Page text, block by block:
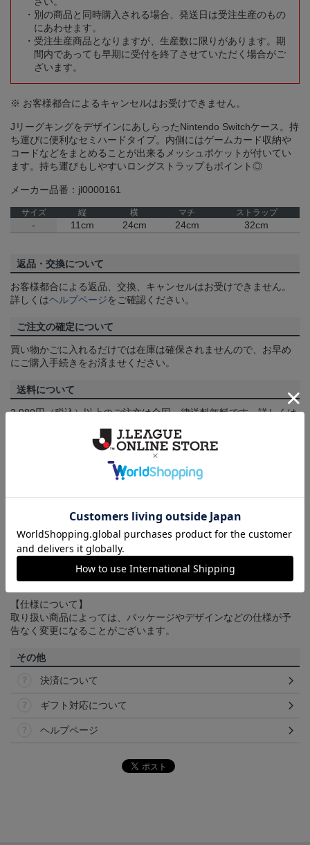
別の商品と同時購入される場合、発送日は受注生産のもの
にあわせます。
受注生産商品となりますが、生産数に限りがあります。期
間内であっても早期に受付を終了させていただく場合がご
ざいます。
※ お客様都合によるキャンセルはお受けできません。
JリーグキングをデザインにあしらったNintendo Switchケース。持
ち運びに便利なセミハードタイプ。内側にはゲームカード収納や
コードなどをまとめることが出来るメッシュポケットが付いてい
ます。持ち運びもしやすいロングストラップもポイント◎
メーカー品番：jl0000161
サイズ 縦 横 マチ ストラップ
- 11cm 24cm 24cm 32cm
返品・交換について
お客様都合による返品、交換、キャンセルはお受けできません。
詳しくはヘルプページをご確認ください。
ご注文の確定について
買い物かごに入れるだけでは在庫は確保されませんので、お早め
にご購入手続きをお済ませください。
送料について
3,980円（税込）以上のご注文は全国一律送料無料です。詳しくは
一部商品はメール便でのお届けとなる場合がございます。詳しく
商品について
【カラーについて】
商品画像は、お使いのパソコンのモニターおよびスマートフォン
のメーカー・機種・画面設定等により、実際の商品の色と異なっ
て見える場合がございます。あらかじめご了承ください。
【仕様について】
取り扱い商品によっては、パッケージやデザインなどの仕様が予
告なく変更になることがございます。
その他
決済について
ギフト対応について
ヘルプページ